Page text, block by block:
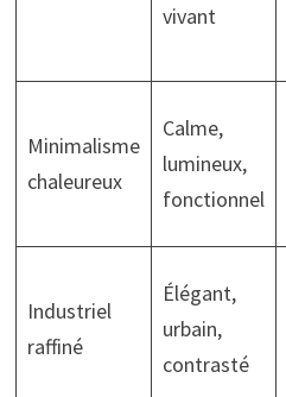
vivant
Minimalisme
chaleureux
Calme,
lumineux,
fonctionnel
Industriel
raffiné
Élégant,
urbain,
contrasté